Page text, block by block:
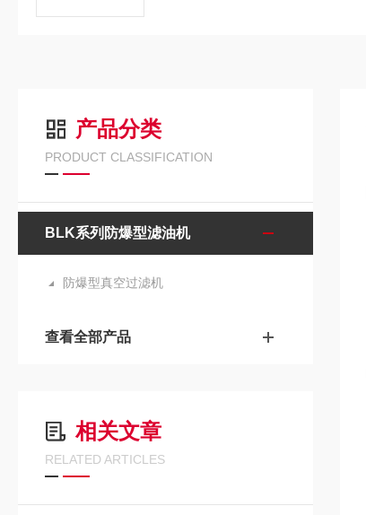
产品分类
PRODUCT CLASSIFICATION
BLK系列防爆型滤油机
防爆型真空过滤机
查看全部产品
相关文章
RELATED ARTICLES